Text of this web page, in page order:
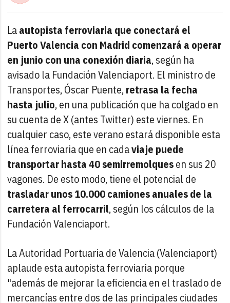
Laautopista ferroviaria que conectará el
Puerto Valencia con Madrid comenzará a operar
en junio con una conexión diaria, según ha
avisado la Fundación Valenciaport. El ministro de
Transportes, Óscar Puente,retrasa la fecha
hasta julio, en una publicación que ha colgado en
su cuenta de X (antes Twitter) este viernes. En
cualquier caso, este verano estará disponible esta
línea ferroviaria que en cadaviaje puede
transportar hasta 40 semirremolquesen sus 20
vagones. De esto modo, tiene el potencial de
trasladar unos 10.000 camiones anuales de la
carretera al ferrocarril, según los cálculos de la
Fundación Valenciaport.
La Autoridad Portuaria de Valencia (Valenciaport)
aplaude esta autopista ferroviaria porque
"además de mejorar la eficiencia en el traslado de
mercancías entre dos de las principales ciudades